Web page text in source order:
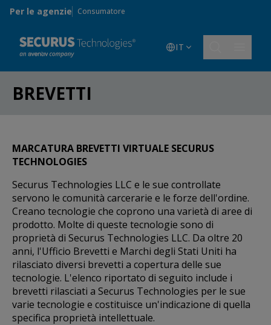
Skip to main content
Per le agenzie Consumatore
IT
BREVETTI
MARCATURA BREVETTI VIRTUALE SECURUS
TECHNOLOGIES
Securus Technologies LLC e le sue controllate
servono le comunità carcerarie e le forze dell'ordine.
Creano tecnologie che coprono una varietà di aree di
prodotto. Molte di queste tecnologie sono di
proprietà di Securus Technologies LLC. Da oltre 20
anni, l'Ufficio Brevetti e Marchi degli Stati Uniti ha
rilasciato diversi brevetti a copertura delle sue
tecnologie. L'elenco riportato di seguito include i
brevetti rilasciati a Securus Technologies per le sue
varie tecnologie e costituisce un'indicazione di quella
specifica proprietà intellettuale.